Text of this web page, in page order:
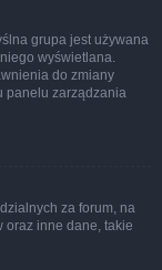
grupa jest używana
wyświetlana.
do zmiany
panelu zarządzania
za forum, na
oraz inne dane, takie